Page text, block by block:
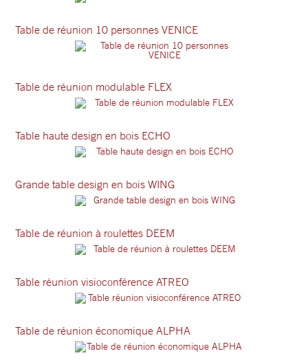
Table de réunion 10 personnes VENICE
Table de réunion modulable FLEX
Table haute design en bois ECHO
Grande table design en bois WING
Table de réunion à roulettes DEEM
Table réunion visioconférence ATREO
Table de réunion économique ALPHA